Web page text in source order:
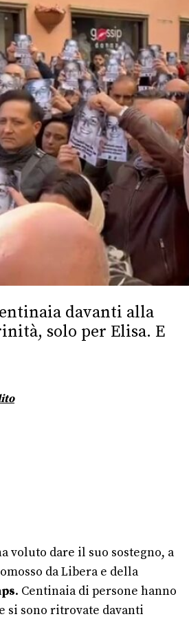
davanti alla
solo per Elisa. E
voluto dare il suo sostegno, a
da Libera e della
. Centinaia di persone hanno
si sono ritrovate davanti